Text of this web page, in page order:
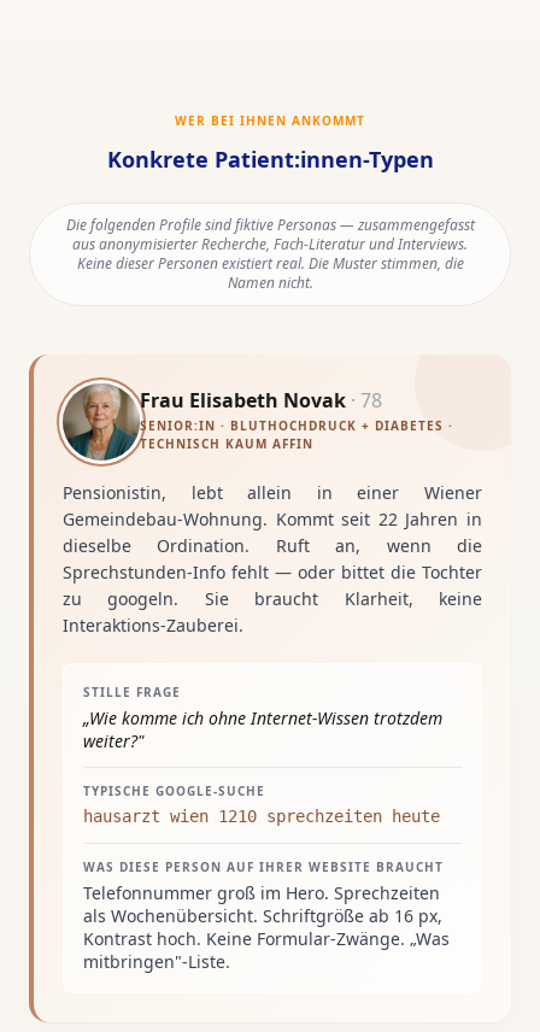
WER BEI IHNEN ANKOMMT
Konkrete Patient:innen-Typen
Die folgenden Profile sind fiktive Personas — zusammengefasst
aus anonymisierter Recherche, Fach-Literatur und Interviews.
Keine dieser Personen existiert real. Die Muster stimmen, die
Namen nicht.
Frau Elisabeth Novak · 78
SENIOR:IN · BLUTHOCHDRUCK + DIABETES ·
TECHNISCH KAUM AFFIN
Pensionistin, lebt allein in einer Wiener
Gemeindebau-Wohnung. Kommt seit 22 Jahren in
dieselbe Ordination. Ruft an, wenn die
Sprechstunden-Info fehlt — oder bittet die Tochter
zu googeln. Sie braucht Klarheit, keine
Interaktions-Zauberei.
STILLE FRAGE
„Wie komme ich ohne Internet-Wissen trotzdem
weiter?"
TYPISCHE GOOGLE-SUCHE
hausarzt wien 1210 sprechzeiten heute
WAS DIESE PERSON AUF IHRER WEBSITE BRAUCHT
Telefonnummer groß im Hero. Sprechzeiten
als Wochenübersicht. Schriftgröße ab 16 px,
Kontrast hoch. Keine Formular-Zwänge. „Was
mitbringen"-Liste.